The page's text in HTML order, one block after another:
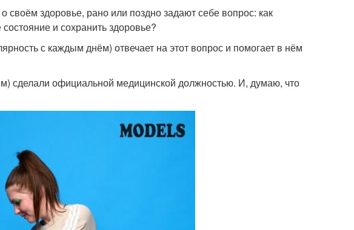
здоровье, рано или поздно задают себе вопрос: как
и сохранить здоровье?
с каждым днём) отвечает на этот вопрос и помогает в нём
сделали официальной медицинской должностью. И, думаю, что